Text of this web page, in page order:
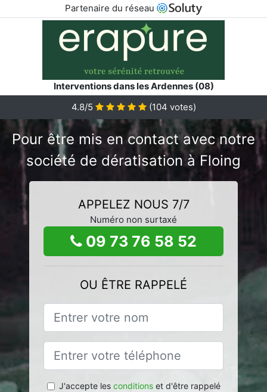
Partenaire du réseau
Interventions dans les Ardennes (08)
4.8/5
(104 votes)
Pour être mis en contact avec notre
société de dératisation à Floing
APPELEZ NOUS 7/7
Numéro non surtaxé
09 73 76 58 52
OU ÊTRE RAPPELÉ
J'accepte les conditionset d'être rappelé